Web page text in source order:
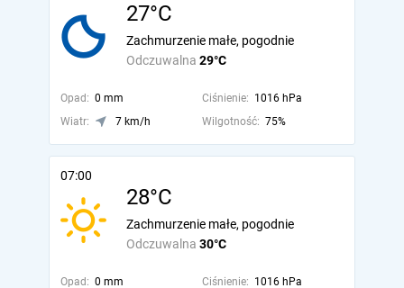
27°C
Odczuwalna 29°C
Zachmurzenie małe, pogodnie
Opad: 0 mm Ciśnienie: 1016 hPa
Wiatr:
7 km/h Wilgotność: 75%
07:00
28°C
Odczuwalna 30°C
Zachmurzenie małe, pogodnie
Opad: 0 mm Ciśnienie: 1016 hPa